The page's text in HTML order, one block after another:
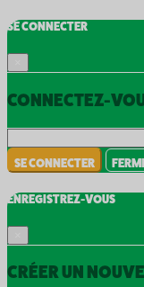
SE CONNECTER
CONNECTEZ-
SE CONNECTER
ENREGISTREZ-VOUS
CRÉER UN